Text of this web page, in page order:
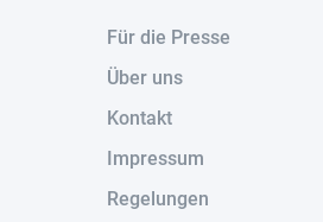
Für die Presse
Über uns
Kontakt
Impressum
Regelungen